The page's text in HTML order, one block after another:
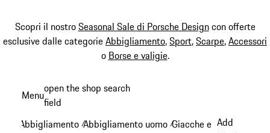
Scopri il nostroSeasonal Sale di Porsche Designcon offerte
esclusive dalle categorieAbbigliamento,Sport,Scarpe,Accessori
o Borse e valigie.
principale
Menuopen the shop search
field
Abbigliamento /Abbigliamento uomo /Giacche e cappotti
Add